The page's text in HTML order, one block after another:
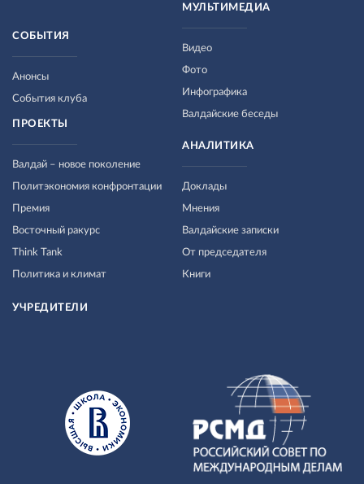
МУЛЬТИМЕДИА
Видео
Фото
Инфографика
Валдайские беседы
СОБЫТИЯ
Анонсы
События клуба
ПРОЕКТЫ
Валдай – новое поколение
Политэкономия конфронтации
Премия
Восточный ракурс
Think Tank
Политика и климат
АНАЛИТИКА
Доклады
Мнения
Валдайские записки
От председателя
Книги
УЧРЕДИТЕЛИ